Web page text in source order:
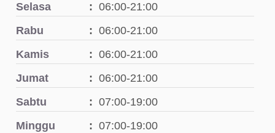
Selasa
06:00-21:00
Rabu
06:00-21:00
Kamis
06:00-21:00
Jumat
06:00-21:00
Sabtu
07:00-19:00
Minggu
07:00-19:00